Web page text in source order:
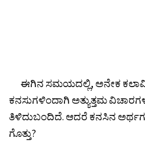
ಈಗಿನ ಸಮಯದಲ್ಲಿ, ಅನೇಕ
ಕನಸುಗಳಿಂದಾಗಿ ಅತ್ಯುತ್ತಮ
ತಿಳಿದುಬಂದಿದೆ. ಆದರೆ ಕನಸಿನ
ಗೊತ್ತು?